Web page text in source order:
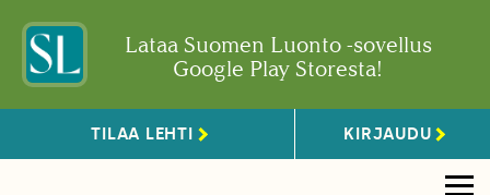
Lataa Suomen Luonto -sovellus
Google Play Storesta!
TILAA LEHTI KIRJAUDU